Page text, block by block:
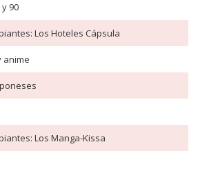
90
Los Hoteles Cápsula
anime
Los Manga-Kissa